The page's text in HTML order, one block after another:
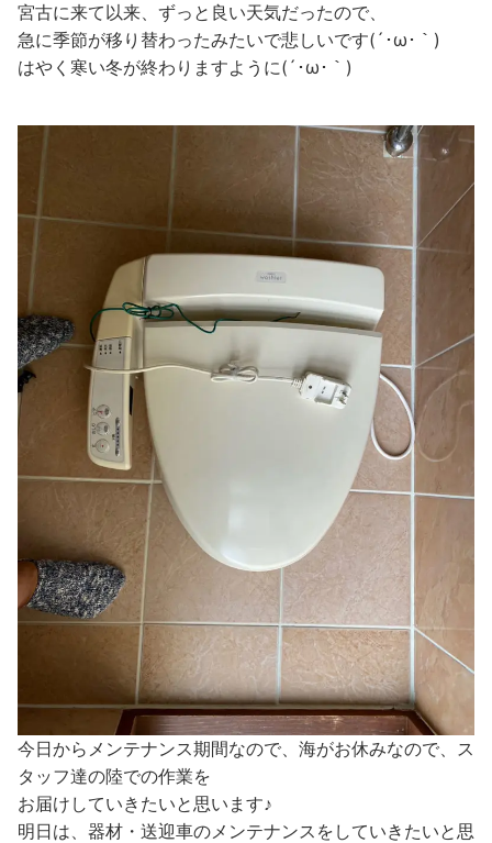
宮古に来て以来、ずっと良い天気だったので、
急に季節が移り替わったみたいで悲しいです(´･ω･｀)
はやく寒い冬が終わりますように(´･ω･｀)
今日からメンテナンス期間なので、海がお休みなので、ス
タッフ達の陸での作業を
お届けしていきたいと思います♪
明日は、器材・送迎車のメンテナンスをしていきたいと思